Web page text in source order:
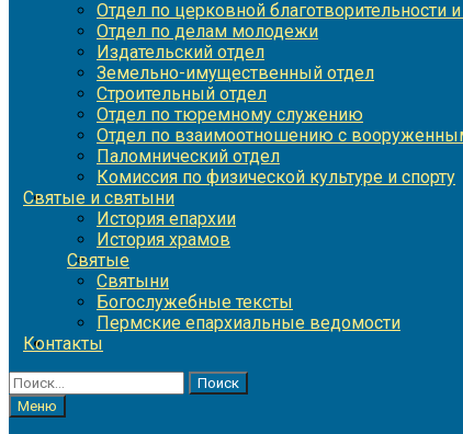
Отдел по церковной
Отдел по делам молодежи
Издательский отдел
Земельно-имущественный отдел
Строительный отдел
Отдел по тюремному служению
Отдел по взаимоотношению с
Паломнический отдел
Комиссия по физической культуре и спорту
Святые и святыни
История епархии
История храмов
Святые
Святыни
Богослужебные тексты
Пермские епархиальные ведомости
Контакты
Найти:
Меню